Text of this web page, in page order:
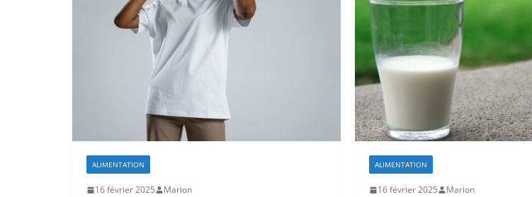
ALIMENTATION
16 février 2025 Marion
ALIMENTATION
16 février 2025 Marion